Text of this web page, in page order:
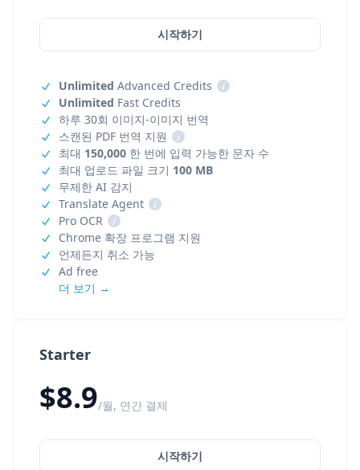
Starter
$8.9/월, 연간 결제
시작하기
시작하기
Unlimited Advanced Credits
i
Unlimited Fast Credits
하루 30회 이미지-이미지 번역
스캔된 PDF 번역 지원
i
최대 150,000 한 번에 입력 가능한 문자 수
최대 업로드 파일 크기 100 MB
무제한 AI 감지
Translate Agent
i
Pro OCR
i
Chrome 확장 프로그램 지원
언제든지 취소 가능
Ad free
더 보기 →